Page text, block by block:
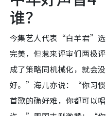
谁？
今集艺人代表“白羊君”
完美，但惹来评审们两极
成了策略同机械化，就会
好。”海儿亦说：“你习
首歌的确好难，你都可以